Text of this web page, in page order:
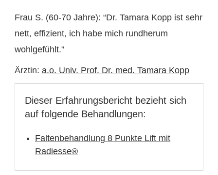
Frau S. (60-70 Jahre): “Dr. Tamara Kopp ist sehr
nett, effizient, ich habe mich rundherum
wohlgefühlt.”
Ärztin: a.o. Univ. Prof. Dr. med. Tamara Kopp
Dieser Erfahrungsbericht bezieht sich
auf folgende Behandlungen:
Faltenbehandlung 8 Punkte Lift mit
Radiesse®